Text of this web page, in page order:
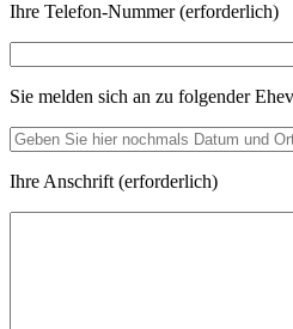
Ihre Telefon-Nummer (erforderlich)
Sie melden sich an zu folgender
Ihre Anschrift (erforderlich)